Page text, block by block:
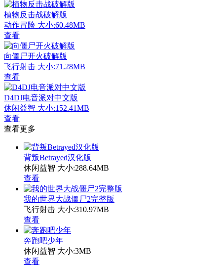
植物反击战破解版
动作冒险 大小:60.48MB
查看
向僵尸开火破解版
飞行射击 大小:71.28MB
查看
D4DJ电音派对中文版
休闲益智 大小:152.41MB
查看
查看更多
背叛Betrayed汉化版
休闲益智 大小:288.64MB
查看
我的世界大战僵尸2完整版
飞行射击 大小:310.97MB
查看
奔跑吧少年
休闲益智 大小:3MB
查看